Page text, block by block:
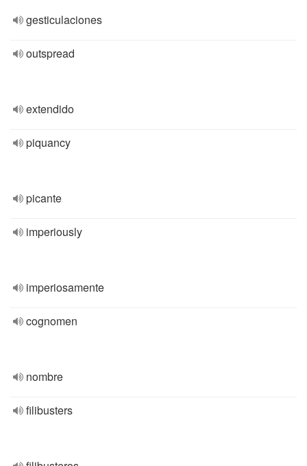
gesticulaciones
outspread
extendido
piquancy
picante
imperiously
imperiosamente
cognomen
nombre
filibusters